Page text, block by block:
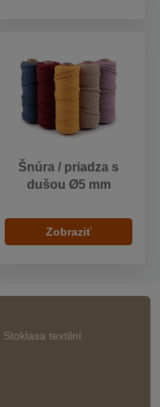
Šnúra / priadza s
dušou Ø5 mm
Zobraziť
Stoklasa textilní